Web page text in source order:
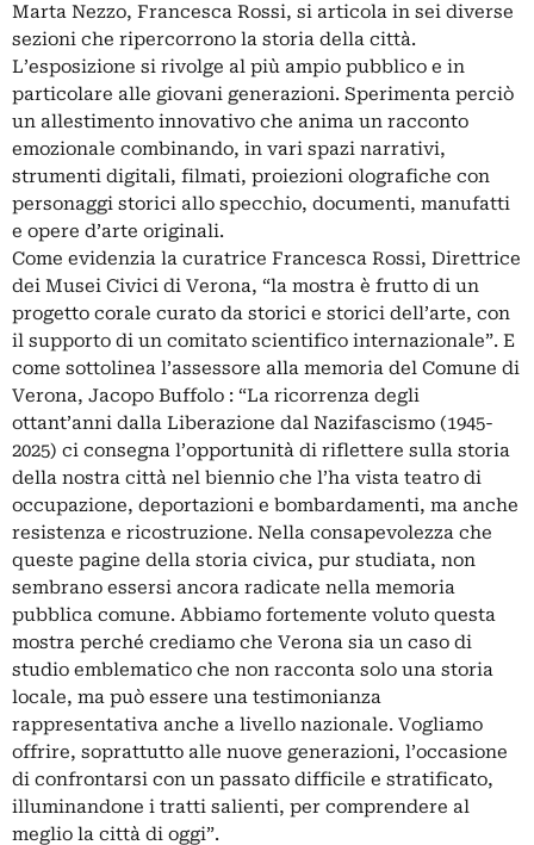
Marta Nezzo, Francesca Rossi, si articola in sei diverse
sezioni che ripercorrono la storia della città.
L’esposizione si rivolge al più ampio pubblico e in
particolare alle giovani generazioni. Sperimenta perciò
un allestimento innovativo che anima un racconto
emozionale combinando, in vari spazi narrativi,
strumenti digitali, filmati, proiezioni olografiche con
personaggi storici allo specchio, documenti, manufatti
e opere d’arte originali.
Come evidenzia la curatrice Francesca Rossi, Direttrice
dei Musei Civici di Verona, “la mostra è frutto di un
progetto corale curato da storici e storici dell’arte, con
il supporto di un comitato scientifico internazionale”. E
come sottolinea l’assessore alla memoria del Comune di
Verona, Jacopo Buffolo : “La ricorrenza degli
ottant’anni dalla Liberazione dal Nazifascismo (1945-
2025) ci consegna l’opportunità di riflettere sulla storia
della nostra città nel biennio che l’ha vista teatro di
occupazione, deportazioni e bombardamenti, ma anche
resistenza e ricostruzione. Nella consapevolezza che
queste pagine della storia civica, pur studiata, non
sembrano essersi ancora radicate nella memoria
pubblica comune. Abbiamo fortemente voluto questa
mostra perché crediamo che Verona sia un caso di
studio emblematico che non racconta solo una storia
locale, ma può essere una testimonianza
rappresentativa anche a livello nazionale. Vogliamo
offrire, soprattutto alle nuove generazioni, l’occasione
di confrontarsi con un passato difficile e stratificato,
illuminandone i tratti salienti, per comprendere al
meglio la città di oggi”.